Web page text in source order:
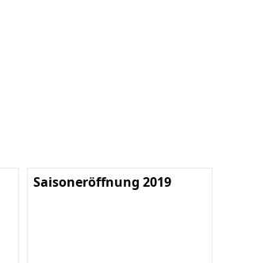
Saisoneröffnung 2019